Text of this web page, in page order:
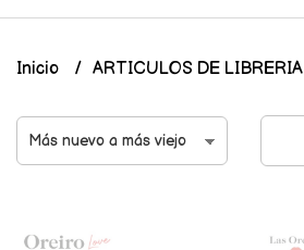
Inicio ARTICULOS DE LIBRERIA